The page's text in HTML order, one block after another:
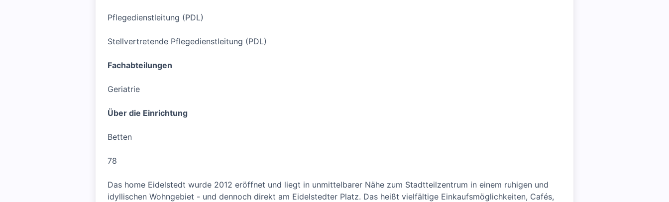
Pflegedienstleitung (PDL)
Stellvertretende Pflegedienstleitung (PDL)
Fachabteilungen
Geriatrie
Über die Einrichtung
Betten
78
Das home Eidelstedt wurde 2012 eröffnet und liegt in unmittelbarer Nähe zum Stadtteilzentrum in einem ruhigen und
idyllischen Wohngebiet - und dennoch direkt am Eidelstedter Platz. Das heißt vielfältige Einkaufsmöglichkeiten, Cafés,